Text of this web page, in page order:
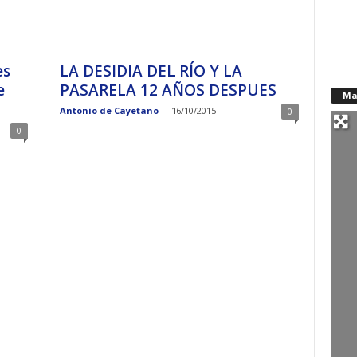
0
LA DESIDIA DEL RÍO Y LA
PASARELA 12 AÑOS DESPUES
Antonio de Cayetano - 16/10/2015 0